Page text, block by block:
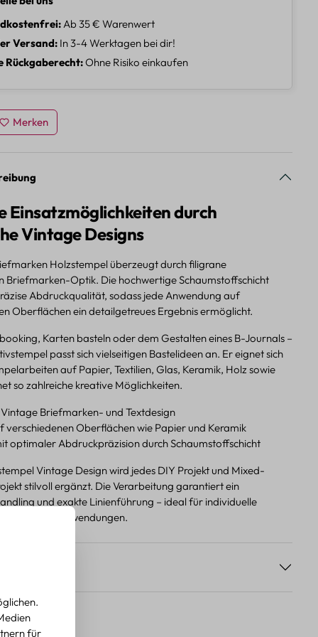
Ab 35 € Warenwert
Versand In 3-4 Werktagen bei dir!
Rückgaberecht Ohne Risiko einkaufen
Merken
Einsatzmöglichkeiten durch
Vintage Designs
Holzstempel überzeugt durch filigrane
Briefmarken-Optik. Die hochwertige Schaumstoffschicht
Abdruckqualität, sodass jede Anwendung auf
Oberflächen ein detailgetreues Ergebnis ermöglicht.
Karten basteln oder dem Gestalten eines B-Journals –
passt sich vielseitigen Bastelideen an. Er eignet sich
auf Papier, Textilien, Glas, Keramik, Holz sowie
so zahlreiche kreative Möglichkeiten.
Briefmarken- und Textdesign
verschiedenen Oberflächen wie Papier und Keramik
optimaler Abdruckpräzision durch Schaumstoffschicht
Vintage Design wird jedes DIY Projekt und Mixed-
stilvoll ergänzt. Die Verarbeitung garantiert ein
und exakte Linienführung – ideal für individuelle
kreative Anwendungen.
für